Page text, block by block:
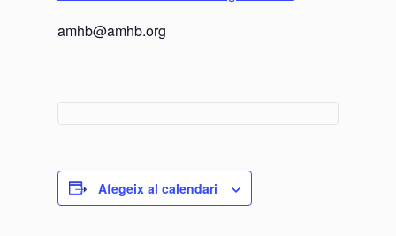
amhb@amhb.org
Afegeix al calendari